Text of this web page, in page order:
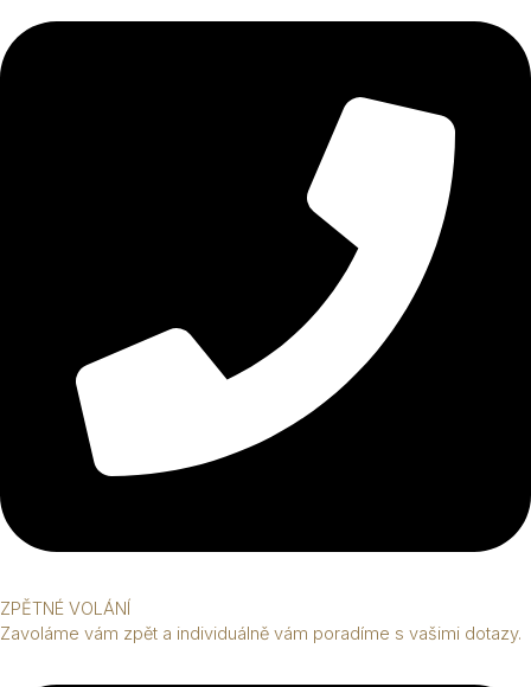
ZPĚTNÉ VOLÁNÍ
Zavoláme vám zpět a individuálně vám poradíme s vašimi dotazy.